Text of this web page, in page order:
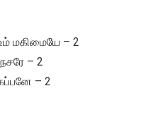
மகிமையே – 2
– 2
– 2